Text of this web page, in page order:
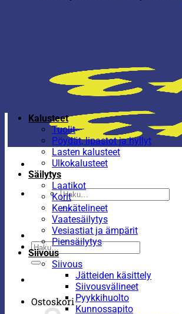
Etsi:
Etsi:
Ostoskori
Kalusteet
Tuolit
Pöydät, lipastot ja hyllyt
Lasten kalusteet
Ulkokalusteet
Säilytys
Laatikot
Korit
Kenkätelineet
Vaatesäilytys
Vesiastiat ja ämpärit
Piensäilytys
Siivous
Siivous
Jätteiden käsittely
Siivousvälineet
Pyykkihuolto
Kunnossapito